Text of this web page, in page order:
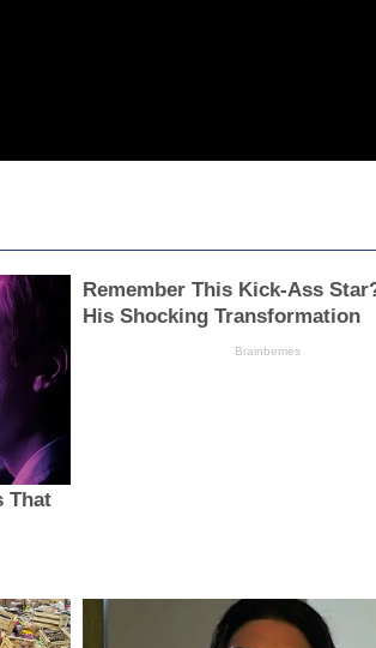
That
Remember This Kick-Ass
His Shocking Transformation
Brainberries